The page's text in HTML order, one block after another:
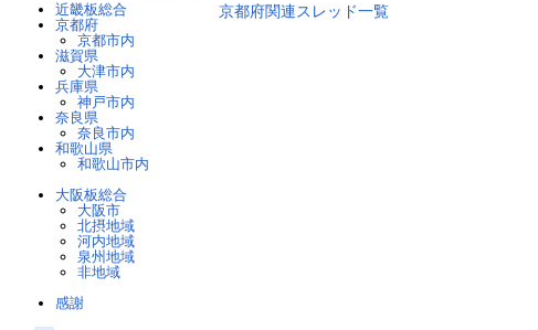
京都府関連スレッド一覧
近畿板総合
京都府
京都市内
滋賀県
大津市内
兵庫県
神戸市内
奈良県
奈良市内
和歌山県
和歌山市内
大阪板総合
大阪市
北摂地域
河内地域
泉州地域
非地域
感謝